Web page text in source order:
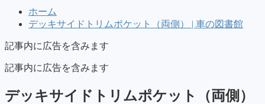
ホーム
デッキサイドトリムポケット（両側） | 車の図書館
記事内に広告を含みます
記事内に広告を含みます
デッキサイドトリムポケット（両側）